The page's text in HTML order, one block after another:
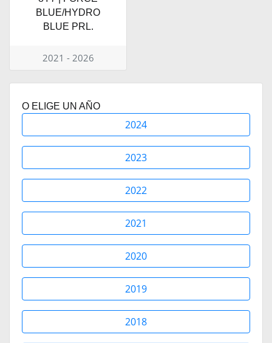
BLUE/HYDRO
BLUE PRL.
2021 - 2026
O ELIGE UN AÑO
2024
2023
2022
2021
2020
2019
2018